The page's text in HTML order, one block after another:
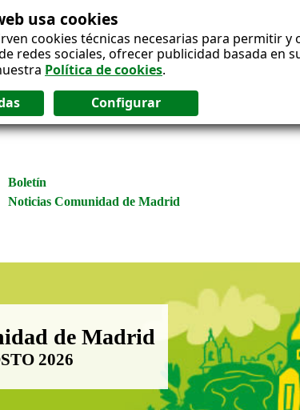
usa cookies
cookies técnicas necesarias para permitir
redes sociales, ofrecer publicidad basada en
Política de cookies.
Boletín
Noticias Comunidad de Madrid
Comunidad de Madrid
de Madrid
2026